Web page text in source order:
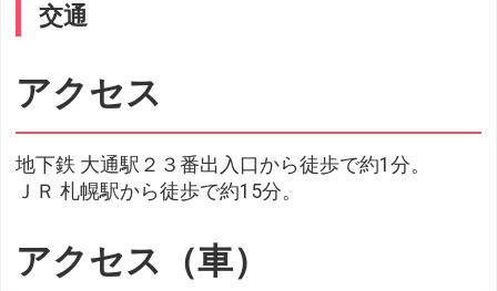
交通
アクセス
地下鉄 大通駅２３番出入口から徒歩で約1分。
ＪＲ 札幌駅から徒歩で約15分。
アクセス（車）